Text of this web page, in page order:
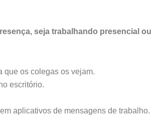
seja trabalhando presencial ou
que os colegas os vejam.
escritório.
aplicativos de mensagens de trabalho.